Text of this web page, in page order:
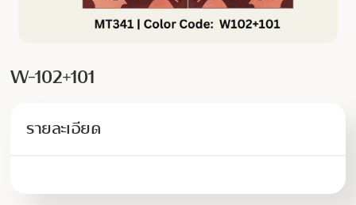
W-102+101
รายละเอียด